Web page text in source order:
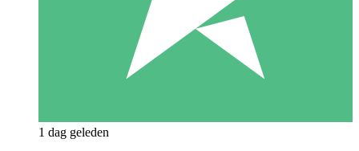
1 dag geleden